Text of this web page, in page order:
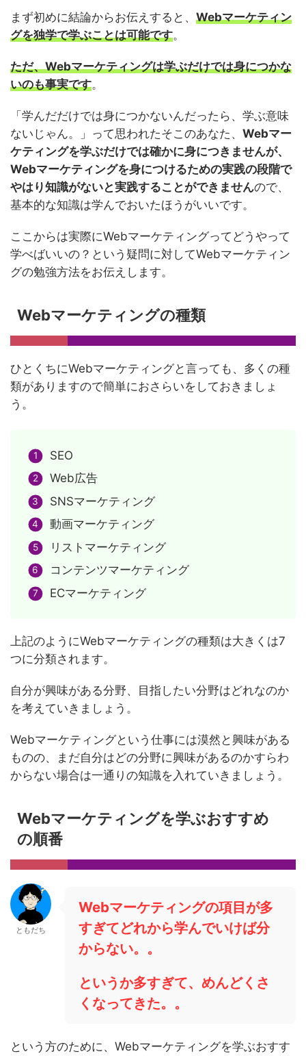
まず初めに結論からお伝えすると、 Webマーケティン
グを独学で学ぶことは可能です。
ただ、Webマーケティングは学ぶだけでは身につかな
いのも事実です。
「学んだだけでは身につかないんだったら、学ぶ意味
ないじゃん。」って思われたそこのあなた、 Webマー
ケティングを学ぶだけでは確かに身につきませんが、
Webマーケティングを身につけるための実践の段階で
やはり知識がないと実践することができませんので、
基本的な知識は学んでおいたほうがいいです。
ここからは実際にWebマーケティングってどうやって
学べばいいの？という疑問に対してWebマーケティン
グの勉強方法をお伝えします。
Webマーケティングの種類
ひとくちにWebマーケティングと言っても、多くの種
類がありますので簡単におさらいをしておきましょ
う。
SEO
Web広告
SNSマーケティング
動画マーケティング
リストマーケティング
コンテンツマーケティング
ECマーケティング
上記のようにWebマーケティングの種類は大きくは7
つに分類されます。
自分が興味がある分野、目指したい分野はどれなのか
を考えていきましょう。
Webマーケティングという仕事には漠然と興味がある
ものの、まだ自分はどの分野に興味があるのかすらわ
からない場合は一通りの知識を入れていきましょう。
Webマーケティングを学ぶおすすめ
の順番
ともだち
Webマーケティングの項目が多
すぎてどれから学んでいけば分
からない。。
というか多すぎて、めんどくさ
くなってきた。。
という方のために、Webマーケティングを学ぶおすす